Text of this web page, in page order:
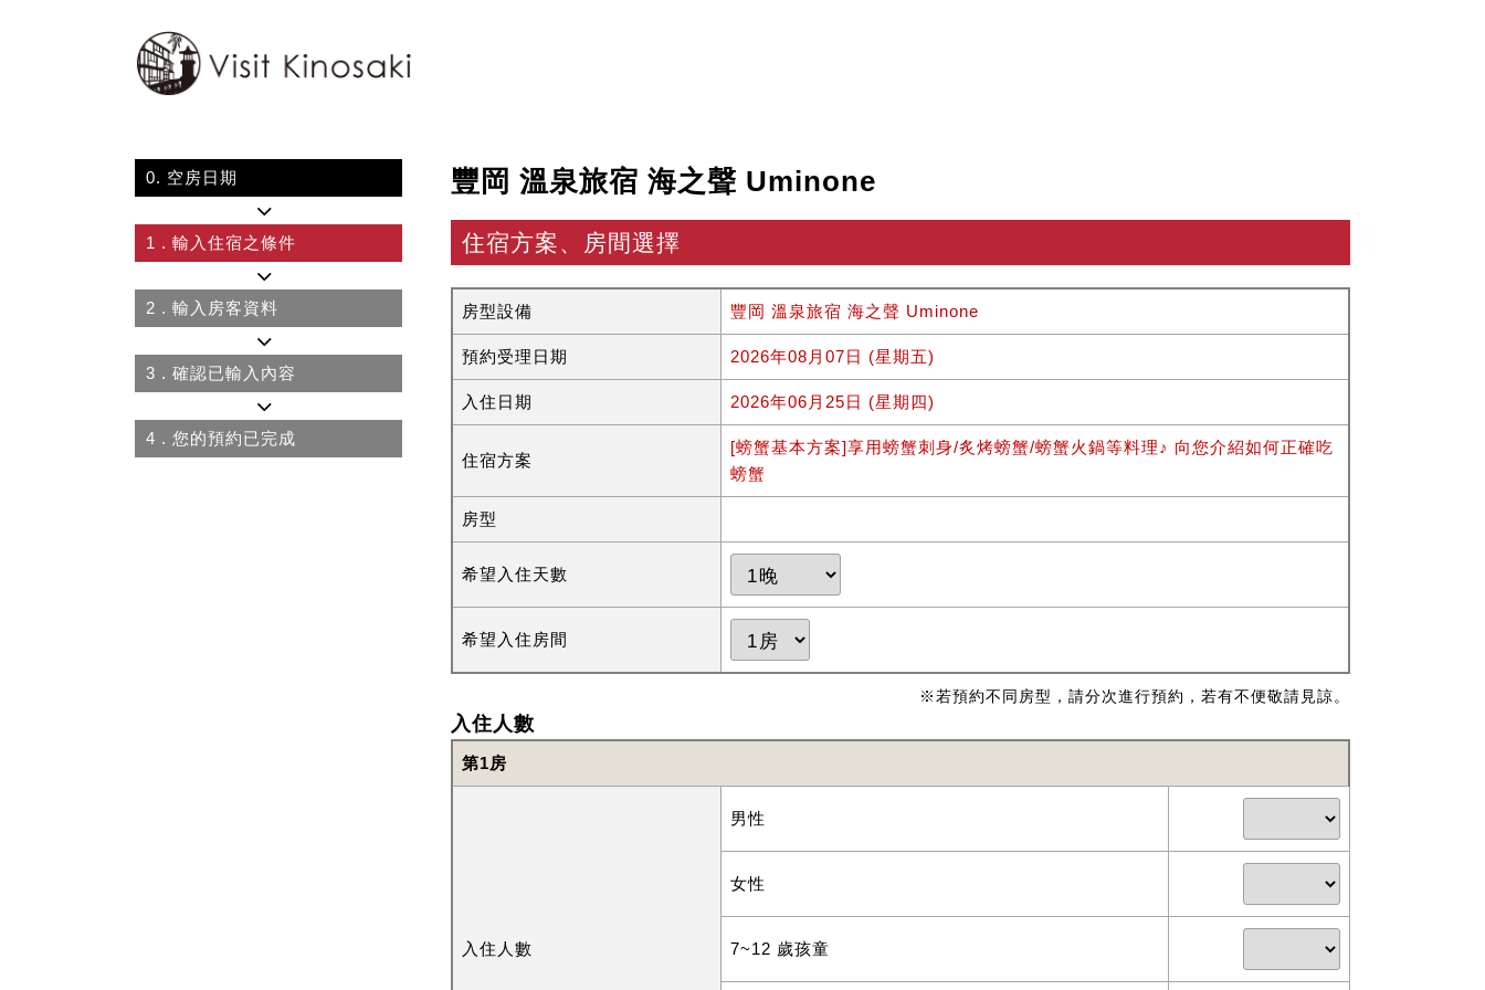
0. 空房日期
1 . 輸入住宿之條件
2 . 輸入房客資料
3 . 確認已輸入內容
4 . 您的預約已完成
豐岡 溫泉旅宿 海之聲 Uminone
住宿方案、房間選擇
房型設備 豐岡 溫泉旅宿 海之聲 Uminone
預約受理日期 2026年08月07日 (星期五)
入住日期 2026年06月25日 (星期四)
住宿方案
[螃蟹基本方案]享用螃蟹刺身/炙烤螃蟹/螃蟹火鍋等料理♪ 向您介紹如何正確吃
螃蟹
房型
希望入住天數
希望入住房間
※若預約不同房型，請分次進行預約，若有不便敬請見諒。
入住人數
第1房
入住人數
男性
女性
7~12 歲孩童